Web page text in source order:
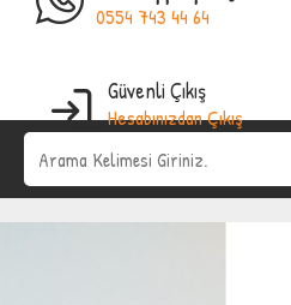
0554 743 44 64
Güvenli Çıkış
Hesabınızdan Çıkış
Yapın